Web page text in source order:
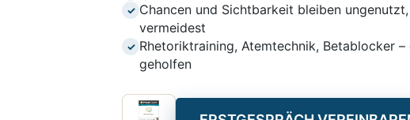
✓ Chancen und Sichtbarkeit bleiben
vermeidest
✓ Rhetoriktraining, Atemtechnik, Betablocker
geholfen